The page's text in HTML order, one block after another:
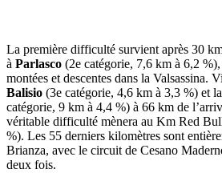
La première difficulté survient après 30
à Parlasco (2e catégorie, 7,6 km à 6,2
montées et descentes dans la Valsassina.
Balisio (3e catégorie, 4,6 km à 3,3 %) et
catégorie, 9 km à 4,4 %) à 66 km de
véritable difficulté mènera au Km Red
%). Les 55 derniers kilomètres sont
Brianza, avec le circuit de Cesano
deux fois.